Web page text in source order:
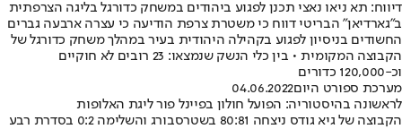
דיווח: תא ניאו נאצי תכנן לפגוע ביהודים במשחק כדורגל בליגה הצרפתית
ב"גארדיאן" הבריטי דווח כי משטרת צרפת הודיעה כי עצרה ארבעה גברים
החשודים בניסיון לפגוע בקהילה היהודית בעיר במהלך משחק כדורגל של
הקבוצה המקומית • בין כלי הנשק שנמצאו: 23 רובים לא חוקיים
וכ-120,000 כדורים
מערכת ספורט היום04.06.2022
לראשונה בהיסטוריה: הפועל חולון בפיינל פור ליגת האלופות
הקבוצה של גיא גודס ניצחה 80:81 בשטרסבורג והשלימה 0:2 בסדרת רבע